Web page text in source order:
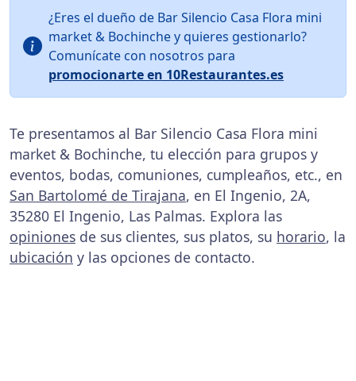
¿Eres el dueño de Bar Silencio Casa Flora mini
market & Bochinche y quieres gestionarlo?
Comunícate con nosotros para
promocionarte en 10Restaurantes.es
Te presentamos al Bar Silencio Casa Flora mini
market & Bochinche, tu elección para grupos y
eventos, bodas, comuniones, cumpleaños, etc., en
San Bartolomé de Tirajana, en El Ingenio, 2A,
35280 El Ingenio, Las Palmas. Explora las
opiniones de sus clientes, sus platos, su horario, la
ubicación y las opciones de contacto.